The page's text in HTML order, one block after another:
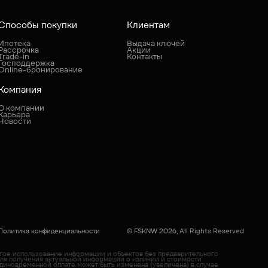
покупки
in
бронирование
Клиентам
Выдача ключей
Акции
Контакты
компании
конфиденциальности © FSKNW 2026, All Rights Reserved
использование информации и объектов без предварительного
получения актуальной информации о наличии и стоимости
оплате может быть изменена (увеличена) в случае